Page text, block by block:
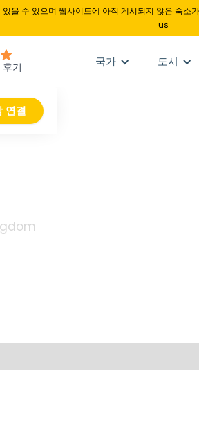
을 수 있으며 웹사이트에 아직 게시되지 않은 숙
us
국가 도시
연결